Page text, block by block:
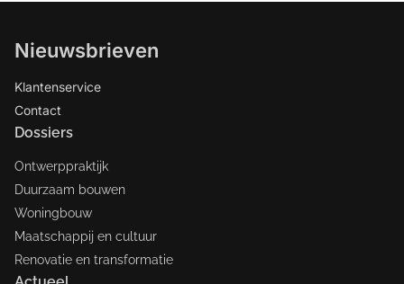
Nieuwsbrieven
Klantenservice
Contact
Dossiers
Ontwerppraktijk
Duurzaam bouwen
Woningbouw
Maatschappij en cultuur
Renovatie en transformatie